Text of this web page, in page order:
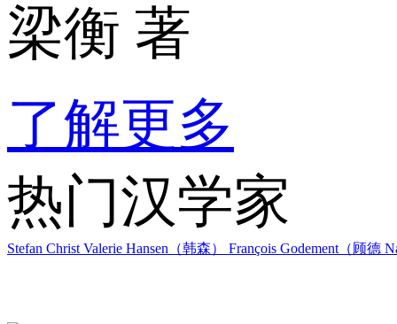
梁衡 著
了解更多
热门汉学家
Stefan Christ Valerie Hansen（韩森） François Godement（顾德